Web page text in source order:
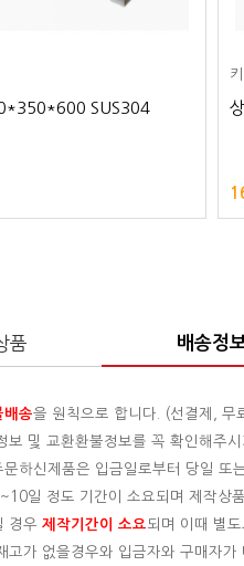
SUS304
품 배송정
배송을 원칙으로 합니다. (선결제, 무
보 및 교환환불정보를 꼭 확인해주시
하신제품은 입금일로부터 당일 또
일 정도 기간이 소요되며 제작상
경우 제작기간이 소요 되며 이때 별
고가 없을경우와 입금자와 구매자가